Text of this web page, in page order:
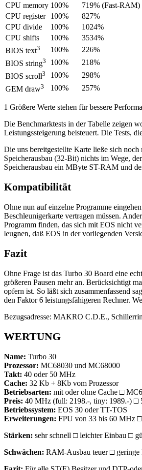
CPU memory 100% 719% (Fast-RAM)
CPU register
100% 827%
CPU divide
100% 1024%
CPU shifts
100% 3534%
BIOS text3 100% 226%
BIOS string3 100% 218%
BIOS scroll3 100% 298%
GEM draw3 100% 257%
1 Größere Werte stehen für bessere
Die Benchmarktests in der Tabelle zeigen
Leistungssteigerung beisteuert. Die Tests,
Die uns bereitgestellte Karte ließe sich
Speicherausbau (32-Bit) nichts im Wege,
Speicherausbau ein MByte ST-RAM und
Kompatibilität
Ohne nun auf einzelne Programme
Beschleunigerkarte vertragen müssen.
Programm finden, das sich mit EOS nicht
leugnen, daß EOS in der vorliegenden
Fazit
Ohne Frage ist das Turbo 30 Board eine
größeren Pausen mehr an. Berücksichtigt
opfern ist. So läßt sich zusammenfassend
den Faktor 6 leistungsfähigeren Rechner.
Bezugsadresse: MAKRO C.D.E.,
WERTUNG
Name: Turbo 30
Prozessor: MC68030 und MC68000
Takt: 40 oder 50 MHz
Cache: 32 Kb + 8Kb vom Prozessor
Betriebsarten: mit oder ohne Cache □
Preis: 40 MHz (full: 2198.-, tiny: 1989.-)
Betriebssystem: EOS 30 oder TT-TOS
Erweiterungen: FPU von 33 bis 60 MHz
Stärken: sehr schnell □ leichter Einbau □
Schwächen: RAM-Ausbau teuer □